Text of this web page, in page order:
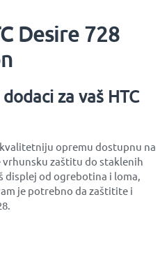
Desire 728
za vaš HTC
opremu dostupnu na
zaštitu do staklenih
displej od ogrebotina i loma,
je potrebno da zaštitite i